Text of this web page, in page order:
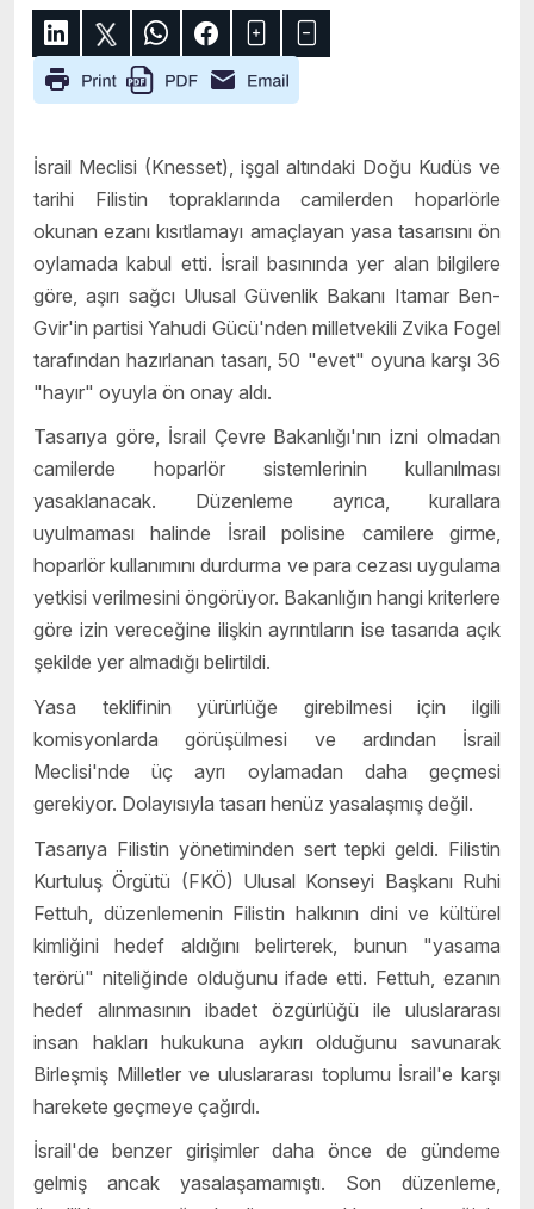
İsrail Meclisi (Knesset), işgal altındaki Doğu Kudüs ve
tarihi Filistin topraklarında camilerden hoparlörle
okunan ezanı kısıtlamayı amaçlayan yasa tasarısını ön
oylamada kabul etti. İsrail basınında yer alan bilgilere
göre, aşırı sağcı Ulusal Güvenlik Bakanı Itamar Ben-
Gvir'in partisi Yahudi Gücü'nden milletvekili Zvika Fogel
tarafından hazırlanan tasarı, 50 "evet" oyuna karşı 36
"hayır" oyuyla ön onay aldı.
Tasarıya göre, İsrail Çevre Bakanlığı'nın izni olmadan
camilerde hoparlör sistemlerinin kullanılması
yasaklanacak. Düzenleme ayrıca, kurallara
uyulmaması halinde İsrail polisine camilere girme,
hoparlör kullanımını durdurma ve para cezası uygulama
yetkisi verilmesini öngörüyor. Bakanlığın hangi kriterlere
göre izin vereceğine ilişkin ayrıntıların ise tasarıda açık
şekilde yer almadığı belirtildi.
Yasa teklifinin yürürlüğe girebilmesi için ilgili
komisyonlarda görüşülmesi ve ardından İsrail
Meclisi'nde üç ayrı oylamadan daha geçmesi
gerekiyor. Dolayısıyla tasarı henüz yasalaşmış değil.
Tasarıya Filistin yönetiminden sert tepki geldi. Filistin
Kurtuluş Örgütü (FKÖ) Ulusal Konseyi Başkanı Ruhi
Fettuh, düzenlemenin Filistin halkının dini ve kültürel
kimliğini hedef aldığını belirterek, bunun "yasama
terörü" niteliğinde olduğunu ifade etti. Fettuh, ezanın
hedef alınmasının ibadet özgürlüğü ile uluslararası
insan hakları hukukuna aykırı olduğunu savunarak
Birleşmiş Milletler ve uluslararası toplumu İsrail'e karşı
harekete geçmeye çağırdı.
İsrail'de benzer girişimler daha önce de gündeme
gelmiş ancak yasalaşamamıştı. Son düzenleme,